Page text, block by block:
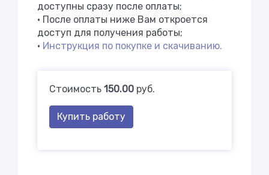
доступны сразу после оплаты;
• После оплаты ниже Вам откроется
доступ для получения работы;
• Инструкция по покупке и скачиванию.
Стоимость 150.00 руб.
Купить работу